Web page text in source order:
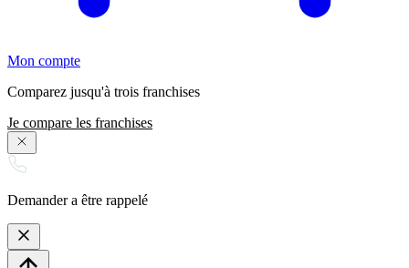
Mon compte
Comparez jusqu'à trois franchises
Je compare les franchises
Demander a être rappelé